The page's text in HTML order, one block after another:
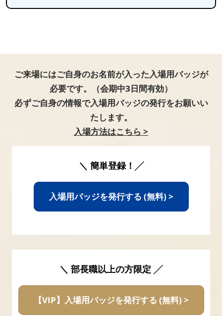
ご来場にはご自身のお名前が入った入場用バッジが
必要です。（会期中3日間有効）
必ずご自身の情報で入場用バッジの発行をお願いい
たします。
入場方法はこちら >
＼ 簡単登録！╱
入場用バッジを発行する (無料) >
＼ 部長職以上の方限定 ╱
【VIP】入場用バッジを発行する (無料) >